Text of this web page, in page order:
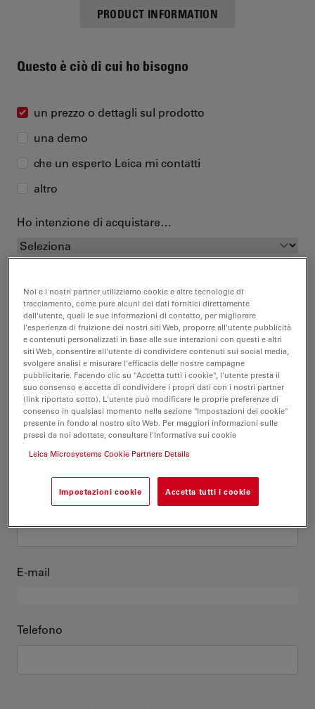
PRODUCT INFORMATION
Questo è ciò di cui ho bisogno
un prezzo o dettagli sul prodotto
una demo
che un esperto Leica mi contatti
altro
Ho intenzione di acquistare…
Questo sono io
Titolo accademico
Nome
Cognome
E-mail
Telefono
Noi e i nostri partner utilizziamo cookie e altre tecnologie di
tracciamento, come pure alcuni dei dati fornitici direttamente
dall'utente, quali le sue informazioni di contatto, per migliorare
l'esperienza di fruizione dei nostri siti Web, proporre all'utente pubblicità
e contenuti personalizzati in base alle sue interazioni con questi e altri
siti Web, consentire all'utente di condividere contenuti sui social media,
svolgere analisi e misurare l'efficacia delle nostre campagne
pubblicitarie. Facendo clic su "Accetta tutti i cookie", l'utente presta il
suo consenso e accetta di condividere i propri dati con i nostri partner
(link riportato sotto). L'utente può modificare le proprie preferenze di
consenso in qualsiasi momento nella sezione "Impostazioni dei cookie"
presente in fondo al nostro sito Web. Per maggiori informazioni sulle
prassi da noi adottate, consultare l'Informativa sui cookie
Leica Microsystems Cookie Partners Details
Impostazioni cookie Accetta tutti i cookie